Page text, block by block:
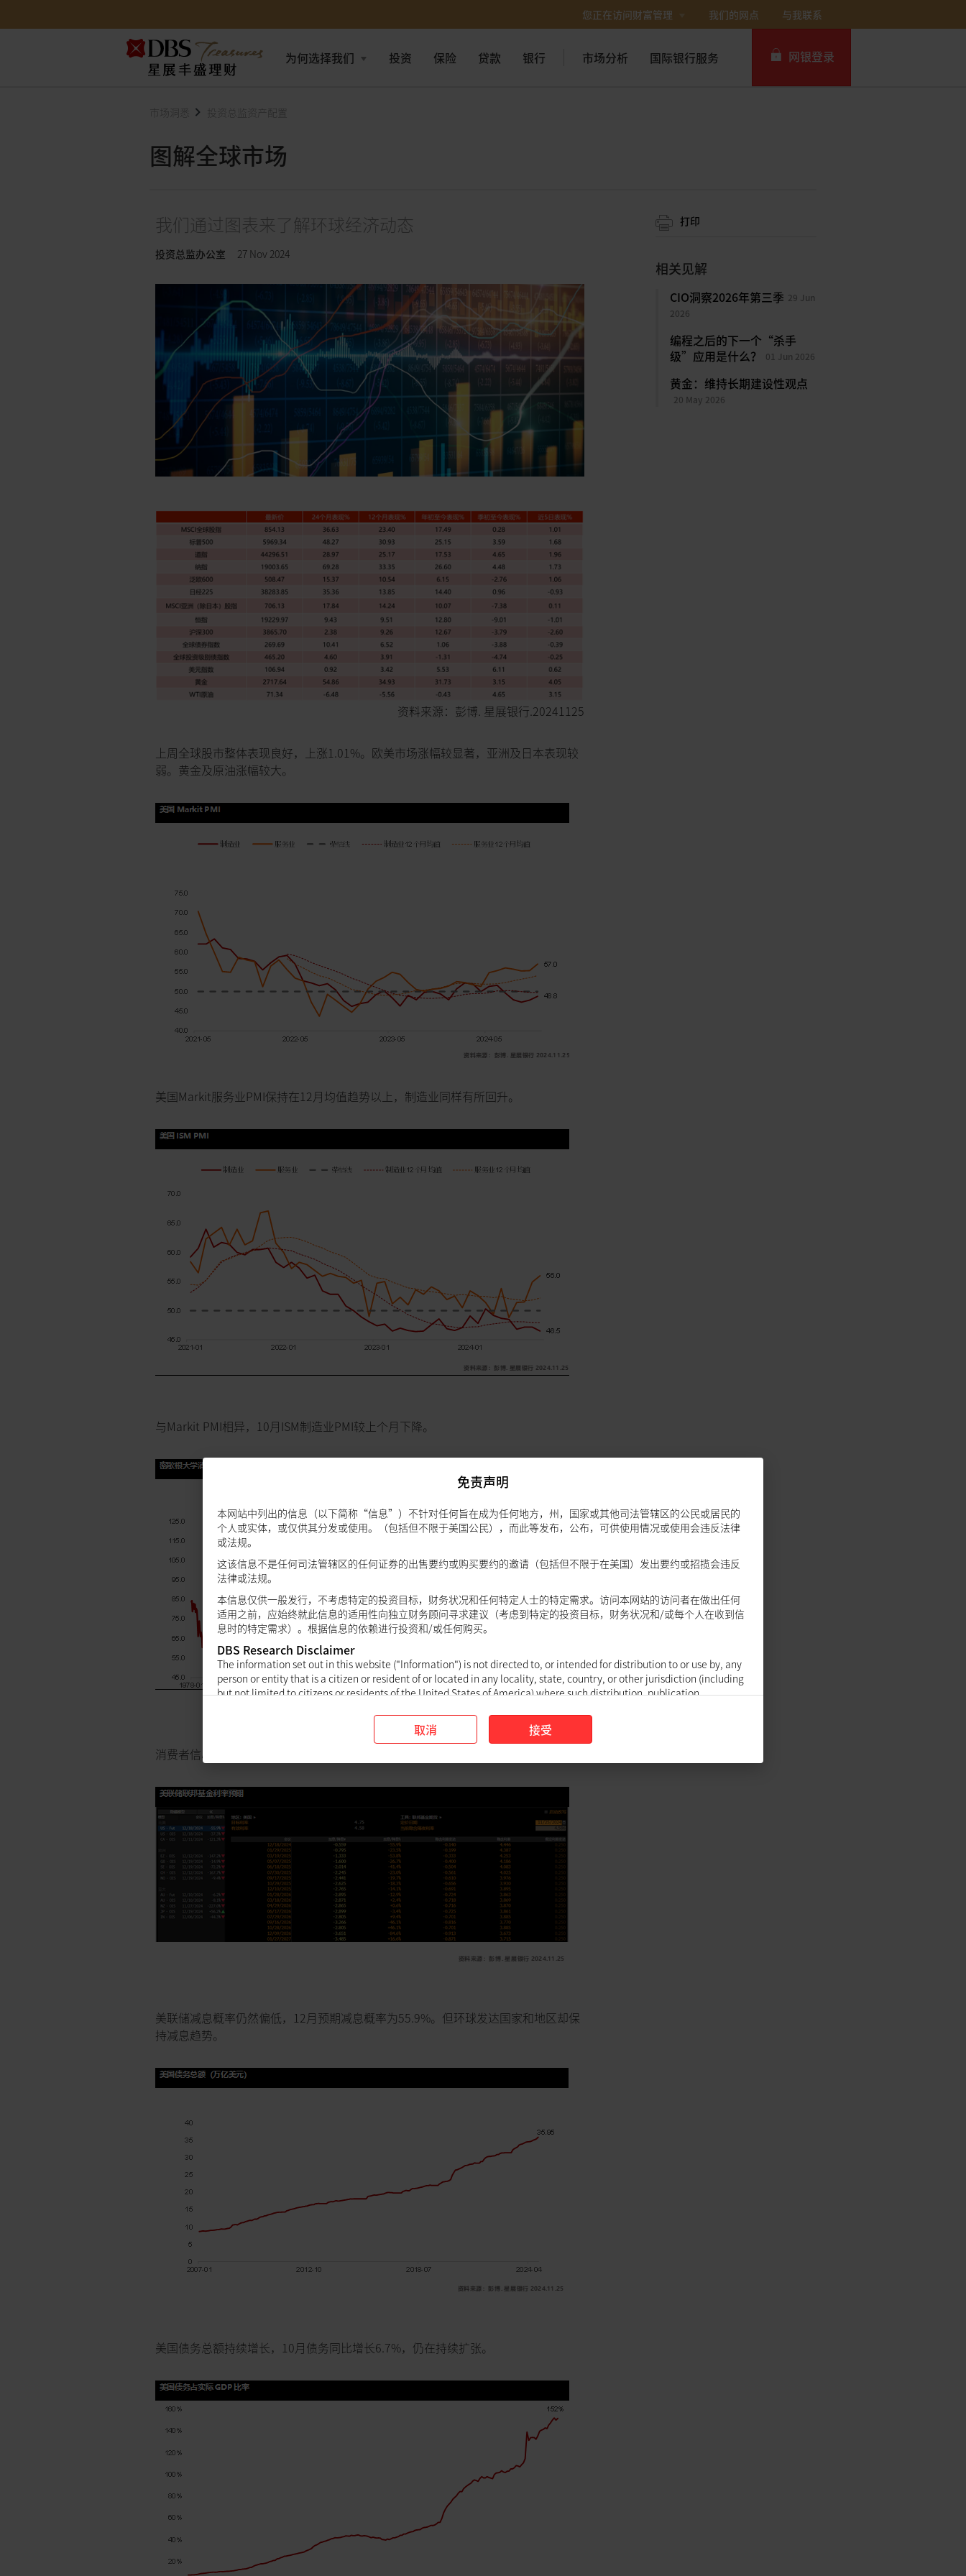
您正在访问财富管理 我们的网点 与我联系
为何选择我们 投资 保险 贷款 银行 市场分析 国际银行服务 网银登录
市场洞悉 投资总监资产配置
图解全球市场
我们通过图表来了解环球经济动态
投资总监办公室 27 Nov 2024
资料来源：彭博. 星展银行.20241125
上周全球股市整体表现良好，上涨1.01%。欧美市场涨幅较显著，亚洲及日本表现较
弱。黄金及原油涨幅较大。
美国Markit服务业PMI保持在12月均值趋势以上，制造业同样有所回升。
与Markit PMI相异，10月ISM制造业PMI较上个月下降。
消费者信心指数持续回升，重回中枢。
美联储减息概率仍然偏低，12月预期减息概率为55.9%。但环球发达国家和地区却保
持减息趋势。
美国债务总额持续增长，10月债务同比增长6.7%，仍在持续扩张。
打印
相关见解
CIO洞察2026年第三季 29 Jun
2026
编程之后的下一个“杀手
级”应用是什么？
01 Jun 2026
黄金：维持长期建设性观点
20 May 2026
免责声明
本网站中列出的信息（以下简称“信息”）不针对任何旨在成为任何地方，州，国家或其他司法管辖区的公民或居民的
个人或实体，或仅供其分发或使用。（包括但不限于美国公民），而此等发布，公布，可供使用情况或使用会违反法律
或法规。
这该信息不是任何司法管辖区的任何证券的出售要约或购买要约的邀请（包括但不限于在美国）发出要约或招揽会违反
法律或法规。
本信息仅供一般发行，不考虑特定的投资目标，财务状况和任何特定人士的特定需求。访问本网站的访问者在做出任何
适用之前，应始终就此信息的适用性向独立财务顾问寻求建议（考虑到特定的投资目标，财务状况和/或每个人在收到信
息时的特定需求）。根据信息的依赖进行投资和/或任何购买。
DBS Research Disclaimer
The information set out in this website ("Information") is not directed to, or intended for distribution to or use by, any
person or entity that is a citizen or resident of or located in any locality, state, country, or other jurisdiction (including
but not limited to citizens or residents of the United States of America) where such distribution, publication,
This Information is not an offer to sell or the solicitation of an offer to buy any security in any jurisdiction (including but
not limited to the United States of America) where such an offer or solicitation would be contrary to law or regulation.
This Information is published for general circulation only and does not have regard to the specific investment
always seek advice from an independent financial adviser regarding the suitability of the Information referred to
herein (taking into account the specific investment objectives, financial situation and/or particular needs of each
person in receipt of the Information) before making any investment and/or any purchase in reliance of the
Information.
取消 接受